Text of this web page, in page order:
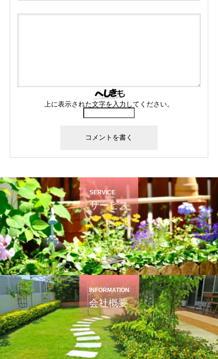
上に表示された文字を入力してください。
SERVICE
サービス
INFORMATION
会社概要